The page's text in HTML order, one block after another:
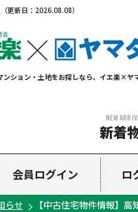
（更新日： 2026.08.08）
ンション・土地をお探しなら、イエ楽×ヤ
NEW
新着
会員ログイン ロ
らせ 【中古住宅物件情報】